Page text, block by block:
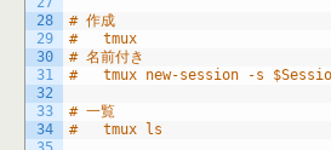
28
29
30
31
32
33
34
# 作成
#	tmux
# 名前付き
#	tmux new-session -s
# 一覧
#	tmux ls